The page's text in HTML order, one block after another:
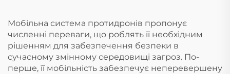
Мобільна система протидронів пропонує
численні переваги, що роблять її необхідним
рішенням для забезпечення безпеки в
сучасному змінному середовищі загроз. По-
перше, її мобільність забезпечує неперевершену